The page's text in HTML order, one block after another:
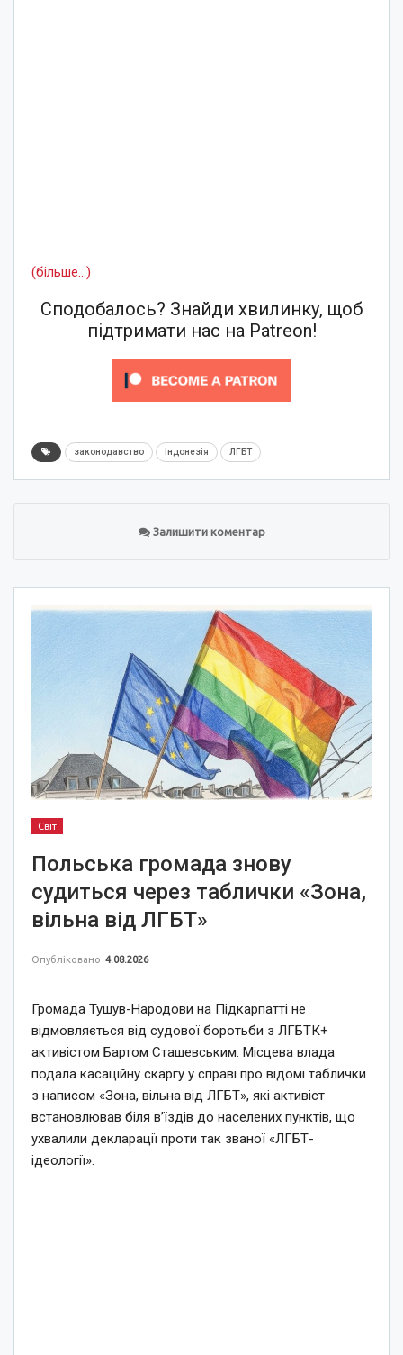
(більше…)
Сподобалось? Знайди хвилинку, щоб
підтримати нас на Patreon!
законодавство Індонезія ЛГБТ
Залишити коментар
Світ
Польська громада знову
судиться через таблички «Зона,
вільна від ЛГБТ»
Опубліковано 4.08.2026
Громада Тушув-Народови на Підкарпатті не
відмовляється від судової боротьби з ЛГБТК+
активістом Бартом Сташевським. Місцева влада
подала касаційну скаргу у справі про відомі таблички
з написом «Зона, вільна від ЛГБТ», які активіст
встановлював біля в’їздів до населених пунктів, що
ухвалили декларації проти так званої «ЛГБТ-
ідеології».